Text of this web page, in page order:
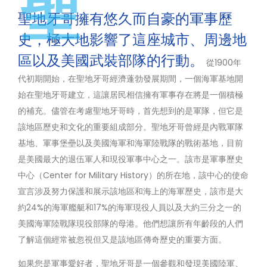
聖地牙哥擁有悠久而自豪的軍事歷
史，極大地影響了這座城市、周邊地
區以及美國武裝部隊的行動。
從1900年
代初期開始，在聖地牙哥經濟蓬勃發展期間，一個海軍基地開
始在聖地牙哥建立，這讓居民相信擁有軍事存在將是一個積極
的補充。儘管在考慮聖地牙哥時，首先想到的是軍隊，但它是
該地區歷史和文化的重要組成部分。聖地牙哥曾經是內戰軍隊
基地、軍事堡壘以及美國海軍和海軍陸戰隊的戰術基地，目前
是美國最大的退伍軍人和現役軍事中心之一。該市是軍事歷史
中心（Center for Military History）的所在地，該中心的使命
宣言涉及努力保護和展示該地區和海上的海軍歷史，該市是大
約24%的海軍艦艇和17%的海軍現役人員以及大約三分之一的
美國海軍陸戰隊現役部隊的母港。他們想讓所有年齡段的人們
了解這個經常被忽視但又是該地區傳奇歷史的重要方面。
如果您是軍事愛好者，聖地牙哥是一個參觀和發現美國陸軍、